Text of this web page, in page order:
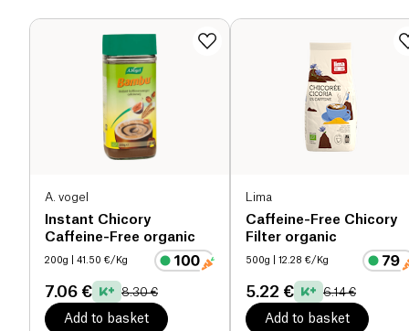
A. vogel
Instant Chicory
Caffeine-Free organic
200g | 41.50 €/Kg
7.06 € 8.30 €
Add to basket
Lima
Caffeine-Free Chicory
Filter organic
500g | 12.28 €/Kg
5.22 € 6.14 €
Add to basket